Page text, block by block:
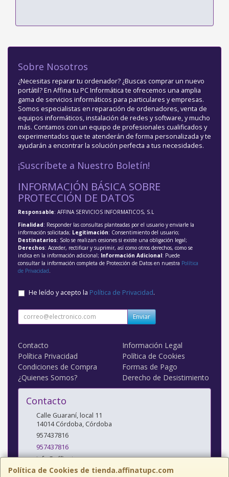
Política de Cookies de tienda.affinatupc.com
Sobre Nosotros
¿Necesitas reparar tu ordenador? ¿Buscas comprar un nuevo
portátil? En Affina tu PC Informática te ofrecemos una amplia
gama de servicios informáticos para particulares y empresas.
Somos especialistas en reparación de ordenadores, venta de
equipos informáticos, instalación de redes y software, y mucho
más. Contamos con un equipo de profesionales cualificados y
experimentados que te atenderán de forma personalizada y te
ayudarán a encontrar la solución perfecta a tus necesidades.
¡Suscríbete a Nuestro Boletín!
INFORMACIÓN BÁSICA SOBRE
PROTECCIÓN DE DATOS
Responsable: AFFINA SERVICIOS INFORMATICOS, S.L
Finalidad: Responder las consultas planteadas por el usuario y enviarle la
información solicitada; Legitimación: Consentimiento del usuario;
Destinatarios: Solo se realizan cesiones si existe una obligación legal;
Derechos: Acceder, rectificar y suprimir, así como otros derechos, como se
indica en la información adicional; Información Adicional: Puede
consultar la información completa de Protección de Datos en nuestra Política
de Privacidad
He leído y acepto la Política de Privacidad.
Enviar
Contacto
Información Legal
Política Privacidad
Política de Cookies
Condiciones de Compra
Formas de Pago
¿Quienes Somos?
Derecho de Desistimiento
Contacto
Calle Guaraní, local 11
14014 Córdoba, Córdoba
957437816
957437816
info@affinatupc.com